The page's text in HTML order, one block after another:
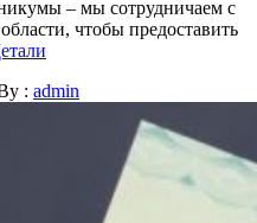
– мы сотрудничаем с
чтобы предоставить
: admin